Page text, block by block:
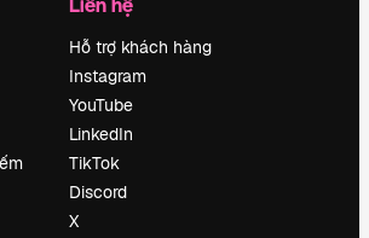
Hỗ trợ khách hàng
Instagram
YouTube
LinkedIn
TikTok
Discord
X